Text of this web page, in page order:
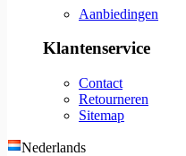
Aanbiedingen
Klantenservice
Contact
Retourneren
Sitemap
Nederlands